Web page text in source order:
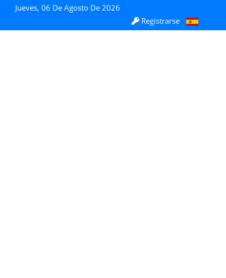
Jueves, 06 De Agosto De 2026
Registrarse